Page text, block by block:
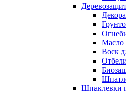
Масло
Воск
Шпаклевки